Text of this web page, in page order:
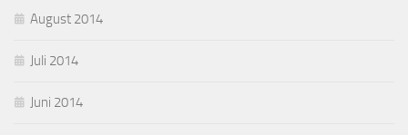
August 2014
Juli 2014
Juni 2014